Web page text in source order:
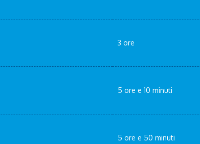
3 ore
5 ore e 10 minuti
5 ore e 50 minuti